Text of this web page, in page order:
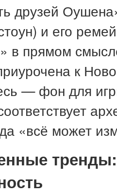
друзей
и его
в прямом
к
— фон для
«всё может